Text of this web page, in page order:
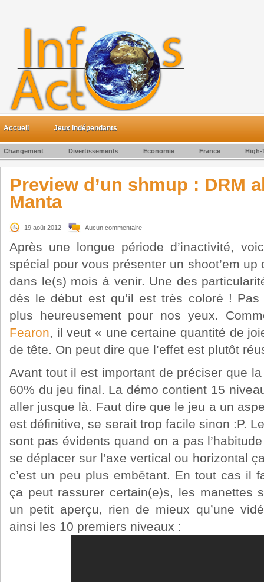
Accueil Jeux Indépendants
Changement Divertissements Economie France High-
Preview d’un shmup : DRM
Manta
19 août 2012 Aucun commentaire
Après une longue période d’inactivité,
spécial pour vous présenter un shoot’em up
dans le(s) mois à venir. Une des
dès le début est qu’il est très coloré !
plus heureusement pour nos yeux.
Fearon, il veut « une certaine quantité de
de tête. On peut dire que l’effet est plutôt
Avant tout il est important de préciser que
60% du jeu final. La démo contient 15
aller jusque là. Faut dire que le jeu a un
est définitive, se serait trop facile sinon :P.
sont pas évidents quand on a pas
se déplacer sur l’axe vertical ou horizontal
c’est un peu plus embêtant. En tout cas il
ça peut rassurer certain(e)s, les manettes
un petit aperçu, rien de mieux qu’une
ainsi les 10 premiers niveaux :